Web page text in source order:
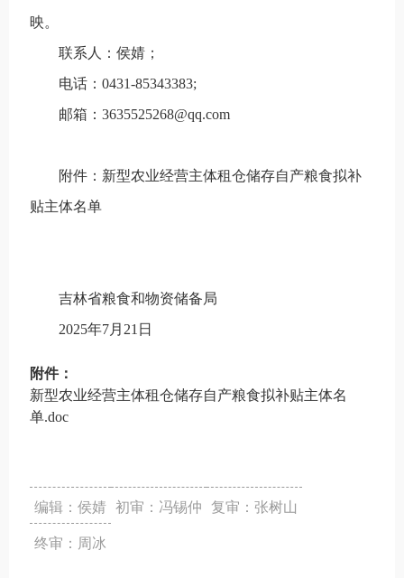
映。
联系人：侯婧；
电话：0431-85343383;
邮箱：3635525268@qq.com
附件：新型农业经营主体租仓储存自产粮食拟补
贴主体名单
吉林省粮食和物资储备局
2025年7月21日
附件：
新型农业经营主体租仓储存自产粮食拟补贴主体名
单.doc
编辑：侯婧 初审：冯锡仲 复审：张树山
终审：周冰